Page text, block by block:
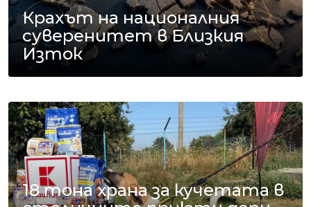
Крахът на националния
суверенитет в Близкия
Изток
18 тона храна за кучетата в